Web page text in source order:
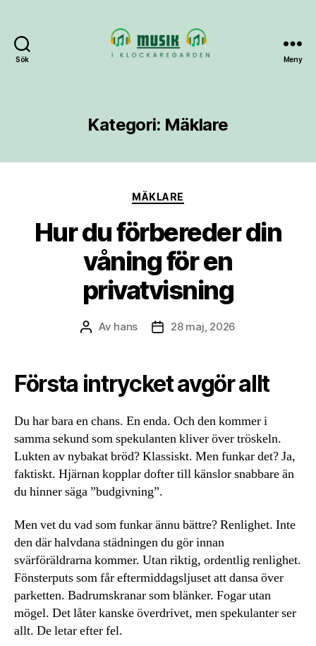
Sök Meny
Kategori: Mäklare
Kategorier
MÄKLARE
Hur du förbereder din
våning för en
privatvisning
Inläggsförfattare
Av hans Inläggsdatum
28 maj, 2026
Första intrycket avgör allt
Du har bara en chans. En enda. Och den kommer i
samma sekund som spekulanten kliver över tröskeln.
Lukten av nybakat bröd? Klassiskt. Men funkar det? Ja,
faktiskt. Hjärnan kopplar dofter till känslor snabbare än
du hinner säga ”budgivning”.
Men vet du vad som funkar ännu bättre? Renlighet. Inte
den där halvdana städningen du gör innan
svärföräldrarna kommer. Utan riktig, ordentlig renlighet.
Fönsterputs som får eftermiddagsljuset att dansa över
parketten. Badrumskranar som blänker. Fogar utan
mögel. Det låter kanske överdrivet, men spekulanter ser
allt. De letar efter fel.